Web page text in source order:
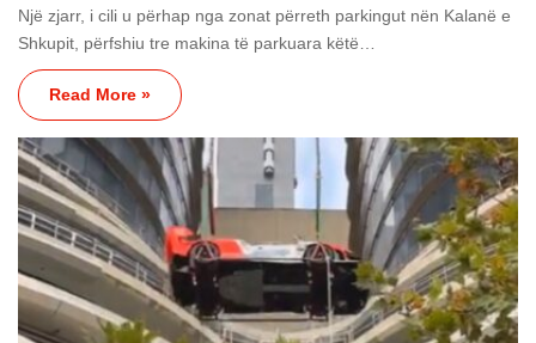
Një zjarr, i cili u përhap nga zonat përreth parkingut nën Kalanë e
Shkupit, përfshiu tre makina të parkuara këtë…
Read More »